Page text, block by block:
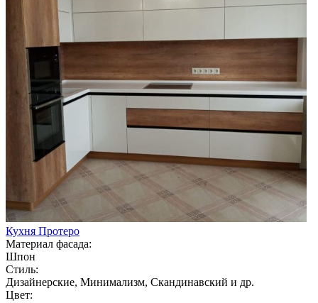
Кухня Протеро
Материал фасада:
Шпон
Стиль:
Дизайнерские, Минимализм, Скандинавский и др.
Цвет: